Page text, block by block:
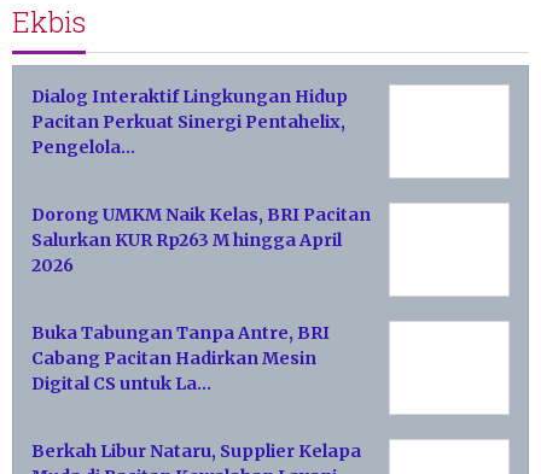
Ekbis
Dialog Interaktif Lingkungan Hidup
Pacitan Perkuat Sinergi Pentahelix,
Pengelola…
Dorong UMKM Naik Kelas, BRI Pacitan
Salurkan KUR Rp263 M hingga April
2026
Buka Tabungan Tanpa Antre, BRI
Cabang Pacitan Hadirkan Mesin
Digital CS untuk La…
Berkah Libur Nataru, Supplier Kelapa